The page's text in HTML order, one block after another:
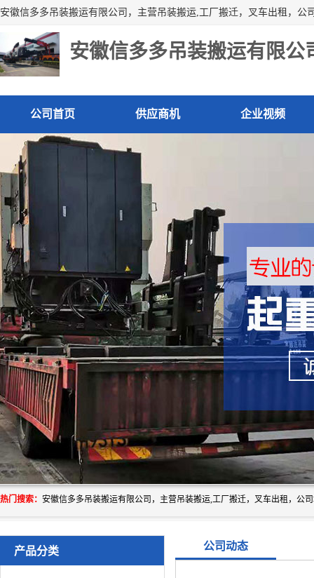
安徽信多多吊装搬运有限公
公司首页 供应商机 企业视频
热门搜索：
产品分类 公司动态